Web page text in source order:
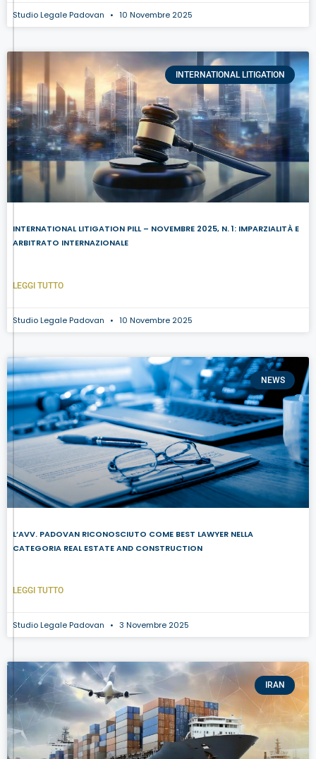
Studio Legale Padovan 10 Novembre 2025
INTERNATIONAL LITIGATION
INTERNATIONAL LITIGATION PILL – NOVEMBRE 2025, N. 1: IMPARZIALITÀ E
ARBITRATO INTERNAZIONALE
LEGGI TUTTO
Studio Legale Padovan 10 Novembre 2025
NEWS
L’AVV. PADOVAN RICONOSCIUTO COME BEST LAWYER NELLA
CATEGORIA REAL ESTATE AND CONSTRUCTION
LEGGI TUTTO
Studio Legale Padovan 3 Novembre 2025
IRAN